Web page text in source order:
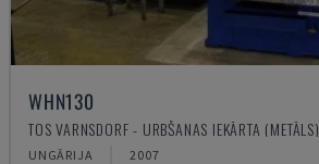
WHN130
TOS VARNSDORF - URBŠANAS IEKĀRTA (METĀLS)
UNGĀRIJA 2007